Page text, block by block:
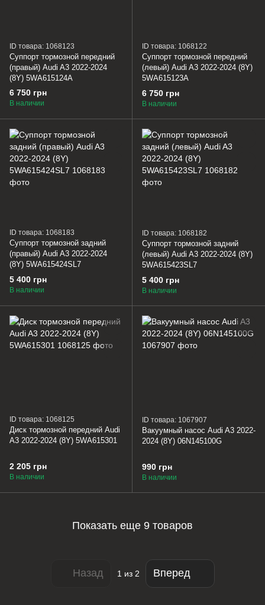
ID товара: 1068123
Суппорт тормозной передний
(правый) Audi A3 2022-2024
(8Y) 5WA615124A
6 750 грн
В наличии
ID товара: 1068122
Суппорт тормозной передний
(левый) Audi A3 2022-2024 (8Y)
5WA615123A
6 750 грн
В наличии
ID товара: 1068183
Суппорт тормозной задний
(правый) Audi A3 2022-2024
(8Y) 5WA615424SL7
5 400 грн
В наличии
ID товара: 1068182
Суппорт тормозной задний
(левый) Audi A3 2022-2024 (8Y)
5WA615423SL7
5 400 грн
В наличии
ID товара: 1068125
Диск тормозной передний Audi
A3 2022-2024 (8Y) 5WA615301
2 205 грн
В наличии
ID товара: 1067907
Вакуумный насос Audi A3 2022-
2024 (8Y) 06N145100G
990 грн
В наличии
Показать еще 9 товаров
Назад 1 из 2 Вперед